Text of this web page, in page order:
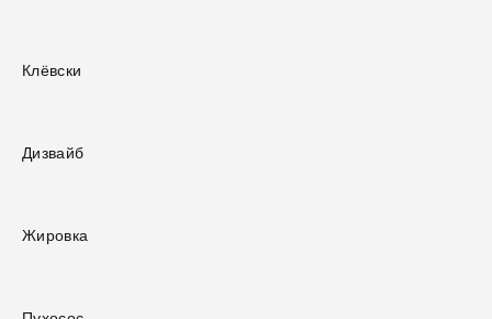
Клёвски
Дизвайб
Жировка